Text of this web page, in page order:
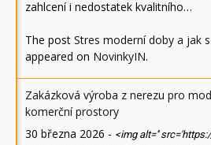
zahlcení i nedostatek kvalitního…
The post Stres moderní doby a jak
appeared on NovinkyIN.
Zakázková výroba z nerezu pro
komerční prostory
30 března 2026 - <img alt=''